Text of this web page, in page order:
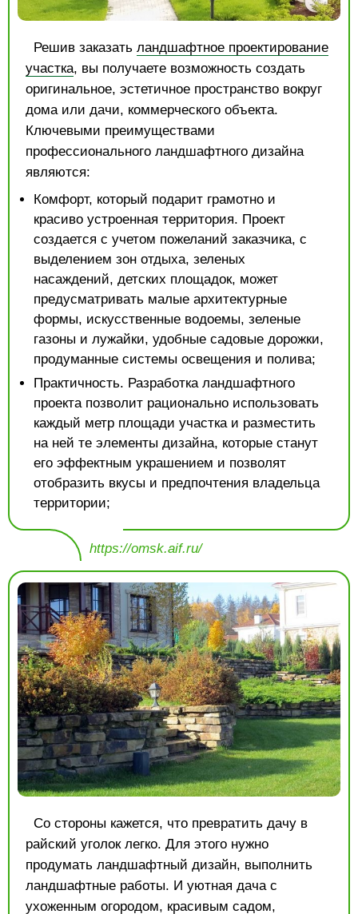
Решив заказать ландшафтное проектирование
участка, вы получаете возможность создать
оригинальное, эстетичное пространство вокруг
дома или дачи, коммерческого объекта.
Ключевыми преимуществами
профессионального ландшафтного дизайна
являются:
Комфорт, который подарит грамотно и
красиво устроенная территория. Проект
создается с учетом пожеланий заказчика, с
выделением зон отдыха, зеленых
насаждений, детских площадок, может
предусматривать малые архитектурные
формы, искусственные водоемы, зеленые
газоны и лужайки, удобные садовые дорожки,
продуманные системы освещения и полива;
Практичность. Разработка ландшафтного
проекта позволит рационально использовать
каждый метр площади участка и разместить
на ней те элементы дизайна, которые станут
его эффектным украшением и позволят
отобразить вкусы и предпочтения владельца
территории;
https://omsk.aif.ru/
Со стороны кажется, что превратить дачу в
райский уголок легко. Для этого нужно
продумать ландшафтный дизайн, выполнить
ландшафтные работы. И уютная дача с
ухоженным огородом, красивым садом,